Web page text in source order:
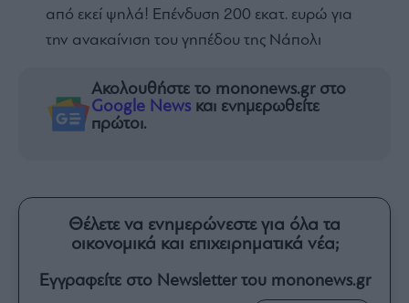
από εκεί ψηλά! Επένδυση 200 εκατ. ευρώ για
την ανακαίνιση του γηπέδου της Νάπολι
Ακολουθήστε το mononews.gr στο
Google News και ενημερωθείτε
πρώτοι.
Θέλετε να ενημερώνεστε για όλα τα
οικονομικά και επιχειρηματικά νέα;
Εγγραφείτε στο Newsletter του mononews.gr